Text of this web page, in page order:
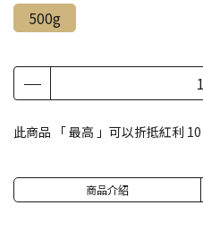
500g
此商品 「 最高 」可以折抵紅利 10
商品介紹